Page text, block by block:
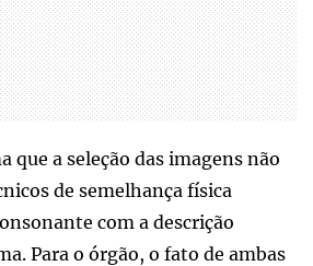
que a seleção das imagens não
de semelhança física
com a descrição
Para o órgão, o fato de ambas